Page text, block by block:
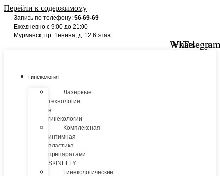
Перейти к содержимому
Запись по телефону: 56-69-69
Ежедневно с 9:00 до 21:00
Мурманск, пр. Ленина, д. 12 6 этаж
Vk
Whatsapp
Telegram
Гинекология
Лазерные
технологии
в
гинекологии
Комплексная
интимная
пластика
препаратами
SKINELLY
Гинекологические